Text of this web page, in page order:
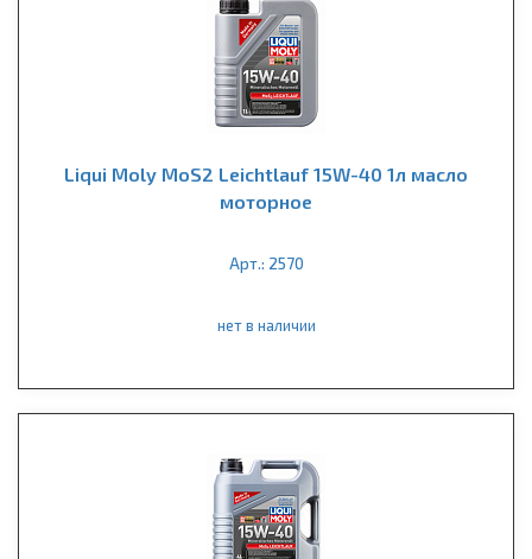
Liqui Moly MoS2 Leichtlauf 15W-40 1л масло
моторное
Арт.: 2570
нет в наличии